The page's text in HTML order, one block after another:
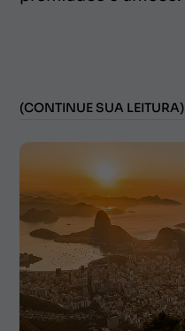
(CONTINUE SUA LEITURA)